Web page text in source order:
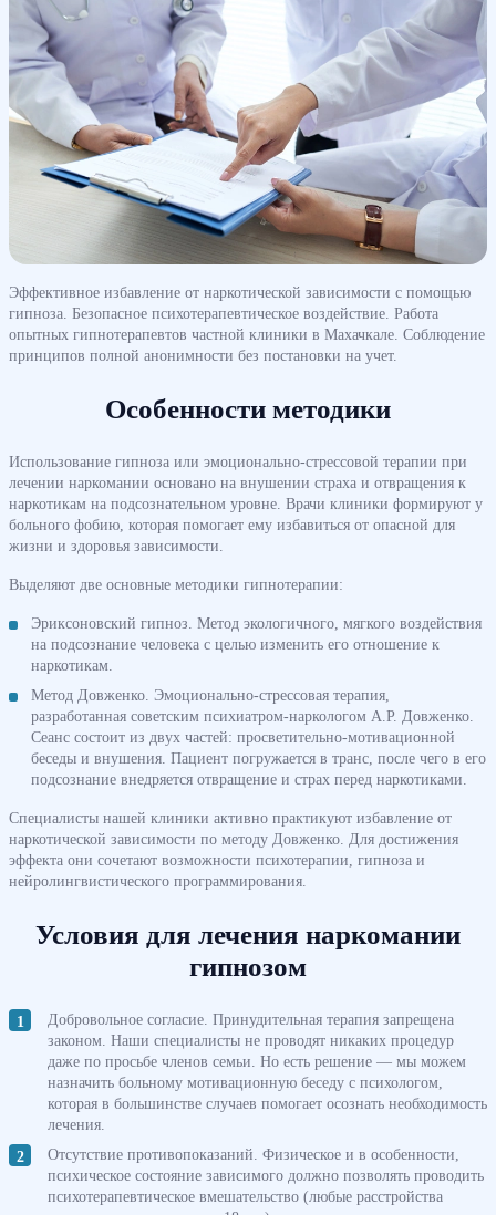
Эффективное избавление от наркотической зависимости с помощью
гипноза. Безопасное психотерапевтическое воздействие. Работа
опытных гипнотерапевтов частной клиники в Махачкале. Соблюдение
принципов полной анонимности без постановки на учет.
Особенности методики
Использование гипноза или эмоционально-стрессовой терапии при
лечении наркомании основано на внушении страха и отвращения к
наркотикам на подсознательном уровне. Врачи клиники формируют у
больного фобию, которая помогает ему избавиться от опасной для
жизни и здоровья зависимости.
Выделяют две основные методики гипнотерапии:
Эриксоновский гипноз. Метод экологичного, мягкого воздействия
на подсознание человека с целью изменить его отношение к
наркотикам.
Метод Довженко. Эмоционально-стрессовая терапия,
разработанная советским психиатром-наркологом А.Р. Довженко.
Сеанс состоит из двух частей: просветительно-мотивационной
беседы и внушения. Пациент погружается в транс, после чего в его
подсознание внедряется отвращение и страх перед наркотиками.
Специалисты нашей клиники активно практикуют избавление от
наркотической зависимости по методу Довженко. Для достижения
эффекта они сочетают возможности психотерапии, гипноза и
нейролингвистического программирования.
Условия для лечения наркомании
гипнозом
Добровольное согласие. Принудительная терапия запрещена
законом. Наши специалисты не проводят никаких процедур
даже по просьбе членов семьи. Но есть решение — мы можем
назначить больному мотивационную беседу с психологом,
которая в большинстве случаев помогает осознать необходимость
лечения.
Отсутствие противопоказаний. Физическое и в особенности,
психическое состояние зависимого должно позволять проводить
психотерапевтическое вмешательство (любые расстройства